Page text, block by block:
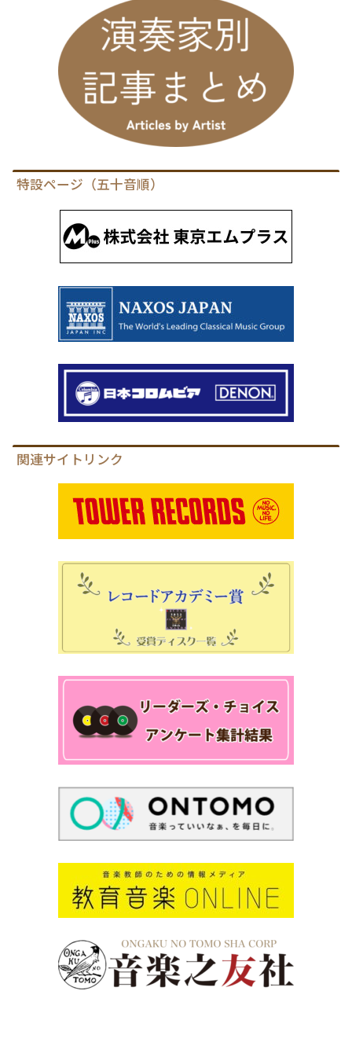
特設ページ（五十音順）
関連サイトリンク